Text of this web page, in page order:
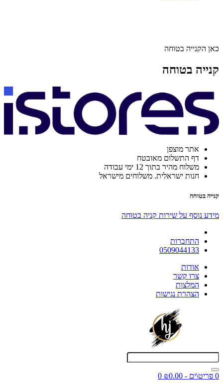
כאן הקנייה בטוחה
קנייה בטוחה
אתר מוצפן
דף התשלום מאובטח
משלוח מהיר בתוך 12 ימי עבודה
חנות ישראלית. משלוחים מישראל
קנייה בטוחה
מידע נוסף על שירות קניה בטוחה
התחברות
0509044133
אודות
צרו קשר
המלצות
הצהרת נגישות
0 פריט\ים - ₪0.00
0